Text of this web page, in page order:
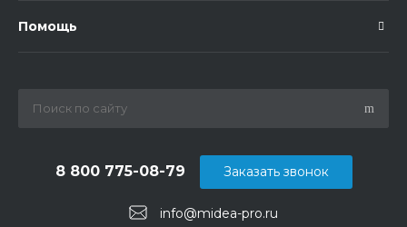
Помощь
info@midea-pro.ru
8 800 775-08-79 Заказать звонок